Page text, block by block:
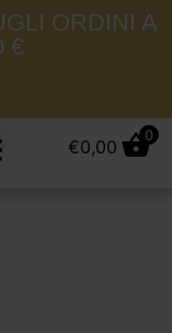
ORDINI A
€
€0,00
0